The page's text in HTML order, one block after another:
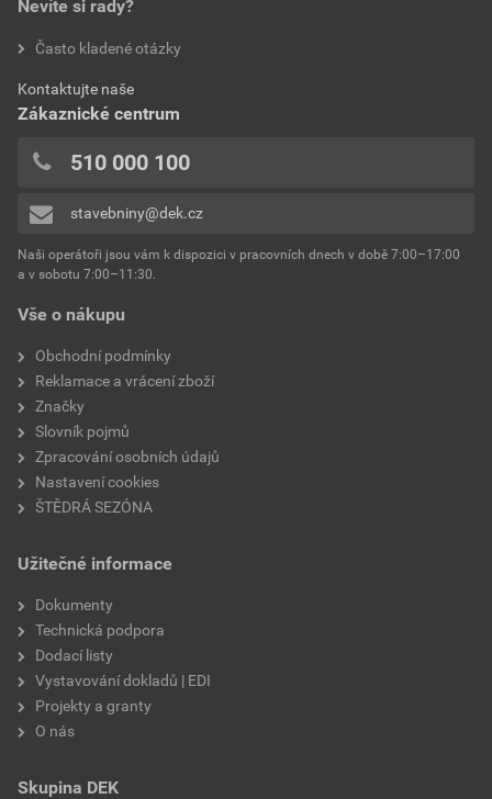
Vše o nákupu
Obchodní podmínky
Reklamace a vrácení zboží
Značky
Slovník pojmů
Zpracování osobních údajů
Nastavení cookies
ŠTĚDRÁ SEZÓNA
Užitečné informace
Dokumenty
Technická podpora
Dodací listy
Vystavování dokladů | EDI
Projekty a granty
O nás
Skupina DEK
Nevíte si rady?
Často kladené otázky
Kontaktujte naše
Zákaznické centrum
510 000 100
stavebniny@dek.cz
Naši operátoři jsou vám k dispozici v pracovních dnech v době 7:00–17:00
a v sobotu 7:00–11:30.